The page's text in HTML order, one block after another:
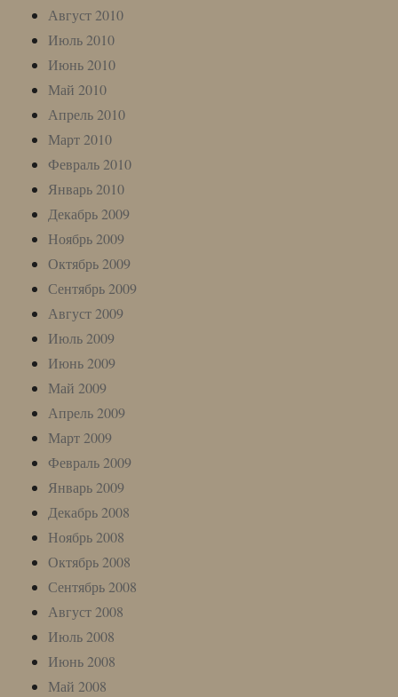
Август 2010
Июль 2010
Июнь 2010
Май 2010
Апрель 2010
Март 2010
Февраль 2010
Январь 2010
Декабрь 2009
Ноябрь 2009
Октябрь 2009
Сентябрь 2009
Август 2009
Июль 2009
Июнь 2009
Май 2009
Апрель 2009
Март 2009
Февраль 2009
Январь 2009
Декабрь 2008
Ноябрь 2008
Октябрь 2008
Сентябрь 2008
Август 2008
Июль 2008
Июнь 2008
Май 2008